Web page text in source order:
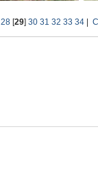
28 [29] 30 31 32 33 34